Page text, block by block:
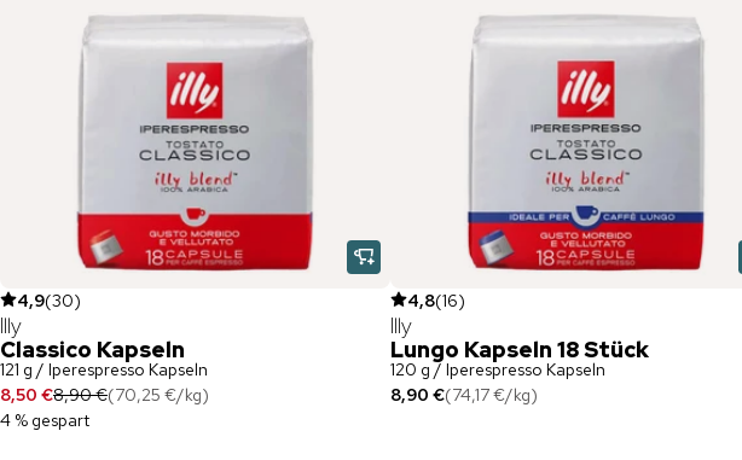
4,9(30)
Illy
Classico Kapseln
121 g / Iperespresso Kapseln
8,50 €8,90 €(70,25 €/kg)
4 % gespart
4,8(16)
Illy
Lungo Kapseln 18 Stück
120 g / Iperespresso Kapseln
8,90 €(74,17 €/kg)